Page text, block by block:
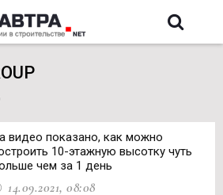
видео показано, как можно
10-этажную высотку чуть
чем за 1 день
14.09.2021, 08:08